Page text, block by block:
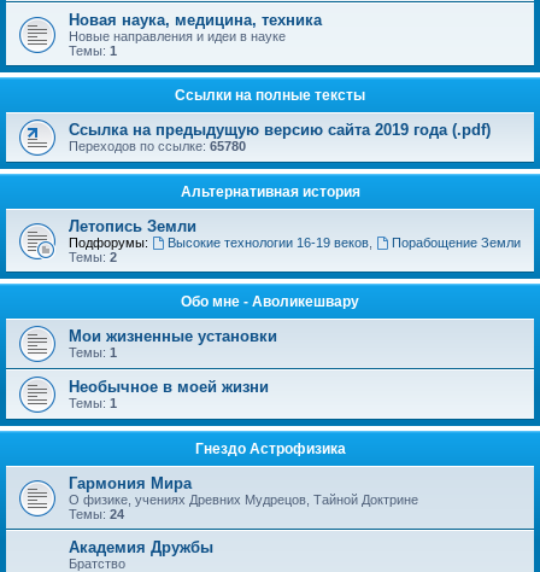
Новая наука, медицина, техника
Новые направления и идеи в науке
Темы: 1
Ссылки на полные тексты
Ссылка на предыдущую версию сайта 2019 года (.pdf)
Переходов по ссылке: 65780
Альтернативная история
Летопись Земли
Подфорумы: Высокие технологии 16-19 веков,
Порабощение Земли
Темы: 2
Обо мне - Аволикешвару
Мои жизненные установки
Темы: 1
Необычное в моей жизни
Темы: 1
Гнездо Астрофизика
Гармония Мира
О физике, учениях Древних Мудрецов, Тайной Доктрине
Темы: 24
Академия Дружбы
Братство